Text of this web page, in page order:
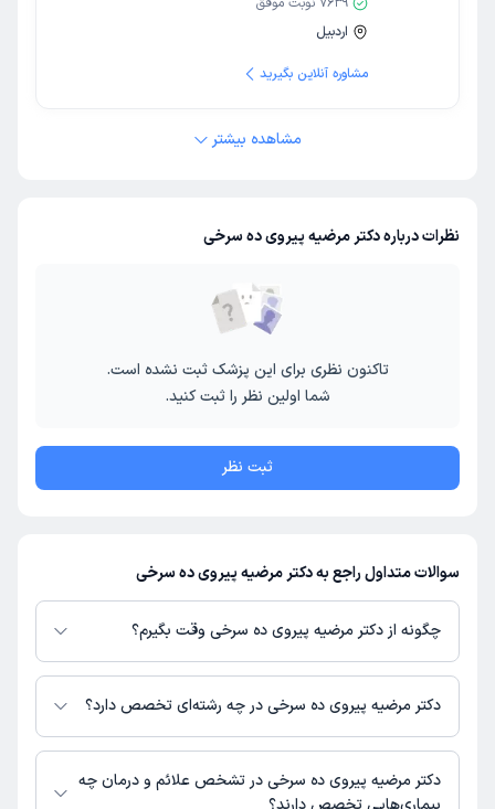
اردبیل
مشاوره آنلاین بگیرید
مشاهده بیشتر
نظرات درباره دکتر مرضیه پیروی ده سرخی
تاکنون نظری برای این پزشک ثبت نشده است.
شما اولین نظر را ثبت کنید.
ثبت نظر
سوالات متداول راجع به دکتر مرضیه پیروی ده سرخی
چگونه از دکتر مرضیه پیروی ده سرخی وقت بگیرم؟
در صورتی کهدکتر مرضیه پیروی ده سرخیدارای پروفایل فعال و نوبت‌دهی باز در
پلتفرم دکترتو باشند، می‌توانید از طریق این پلتفرم برای دریافت نوبت اقدام کنید.
آدرس مطب، شماره تماس، برنامه حضور در مطب، تصاویر پزشک، ساعات کاری و
سایر اطلاعات مرتبط با خدمات پزشکی و نوبت‌گیری ممکن است در پروفایل ایشان
در دکترتو در دسترس باشد
دکتر مرضیه پیروی ده سرخی در چه رشته‌ای تخصص دارد؟
دکتر مرضیه پیروی ده سرخی در رشته‌های زیر (پزشکی) تخصص دارند:
جراحی مغز و اعصاب
دکتر مرضیه پیروی ده سرخی در تشخص علائم و درمان چه